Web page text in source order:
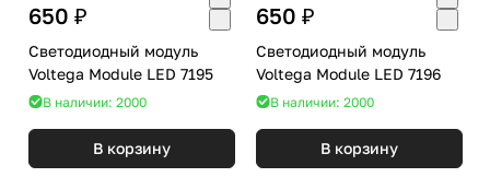
650 ₽
Светодиодный модуль
Voltega Module LED 7195
В наличии: 2000
В корзину
650 ₽
Светодиодный модуль
Voltega Module LED 7196
В наличии: 2000
В корзину